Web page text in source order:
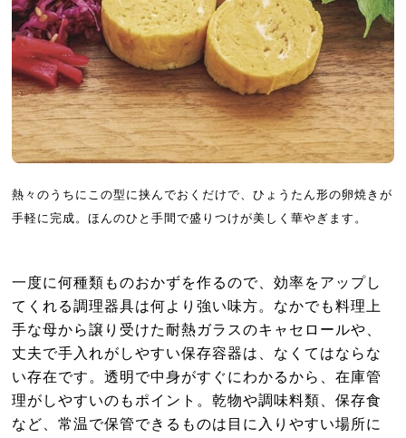
熱々のうちにこの型に挟んでおくだけで、ひょうたん形の卵焼きが
手軽に完成。ほんのひと手間で盛りつけが美しく華やぎます。
一度に何種類ものおかずを作るので、効率をアップし
てくれる調理器具は何より強い味方。なかでも料理上
手な母から譲り受けた耐熱ガラスのキャセロールや、
丈夫で手入れがしやすい保存容器は、なくてはならな
い存在です。透明で中身がすぐにわかるから、在庫管
理がしやすいのもポイント。乾物や調味料類、保存食
など、常温で保管できるものは目に入りやすい場所に